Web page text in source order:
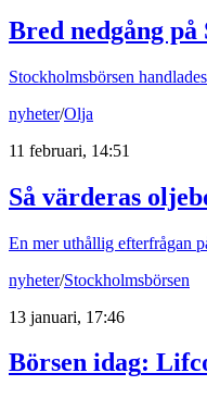
Bred nedgång
Stockholmsbörsen
nyheter/Olja
11 februari, 14:51
Så värderas
En mer uthållig efterfrågan
nyheter/Stockholmsbörsen
13 januari, 17:46
Börsen idag: